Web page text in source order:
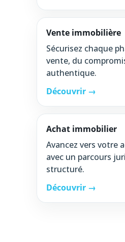
Vente immobilière
Sécurisez chaque
vente, du
authentique.
Découvrir →
Achat immobilier
Avancez vers votre
avec un parcours
structuré.
Découvrir →